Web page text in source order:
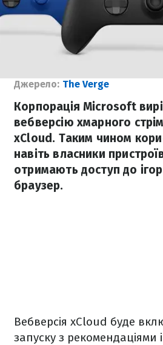
Джерело: The Verge
Корпорація Microsoft
вебверсію хмарного
xCloud. Таким чином
навіть власники
отримають доступ до
браузер.
Вебверсія xCloud буде
запуску з рекомендаціями